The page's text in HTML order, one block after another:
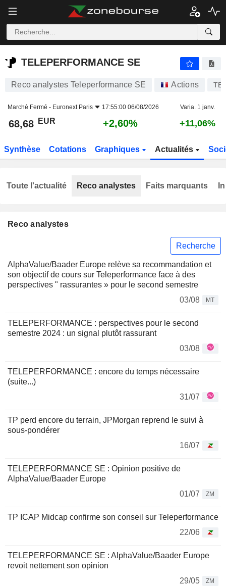
TELEPERFORMANCE SE
TELEPERFORMANCE SE
Reco analystes Teleperformance SE Actions
Marché Fermé - Euronext Paris 17:55:00 06/08/2026 Varia. 1 janv.
68,68 EUR +2,60% +11,06%
Synthèse Cotations Graphiques Actualités
Reco analystes
Recherche
AlphaValue/Baader Europe relève sa recommandation et
son objectif de cours sur Teleperformance face à des
perspectives " rassurantes » pour le second semestre
03/08
MT
TELEPERFORMANCE : perspectives pour le second
semestre 2024 : un signal plutôt rassurant
03/08
TELEPERFORMANCE : encore du temps nécessaire
(suite...)
31/07
TP perd encore du terrain, JPMorgan reprend le suivi à
sous-pondérer
16/07
TELEPERFORMANCE SE : Opinion positive de
AlphaValue/Baader Europe
01/07
ZM
TP ICAP Midcap confirme son conseil sur Teleperformance
22/06
TELEPERFORMANCE SE : AlphaValue/Baader Europe
revoit nettement son opinion
29/05
ZM
Toute l'actualité Reco analystes Faits marquants